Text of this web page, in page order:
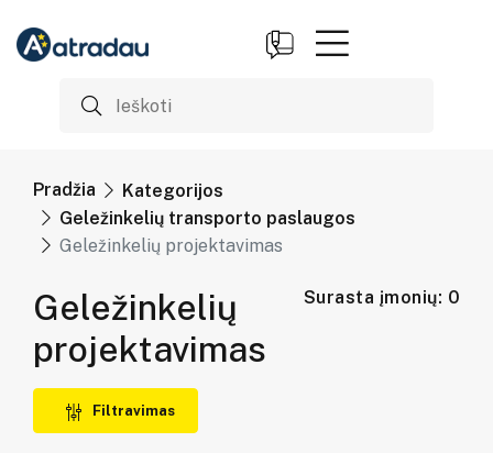
Pradžia
Kategorijos
Geležinkelių transporto paslaugos
Geležinkelių projektavimas
Geležinkelių
projektavimas
Surasta įmonių: 0
Filtravimas